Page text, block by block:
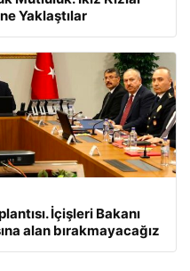
Yaklaştılar
İçişleri Bakanı
alan bırakmayacağız